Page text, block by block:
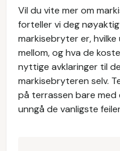
Vil du vite mer om
forteller vi deg
markisebryter er, hvilke
mellom, og hva de
nyttige avklaringer til
markisebryteren selv.
på terrassen bare
unngå de vanligste